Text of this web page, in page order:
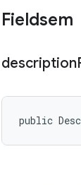
Fieldsem
description
public